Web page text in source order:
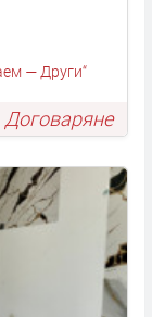
— Други“
Договаряне